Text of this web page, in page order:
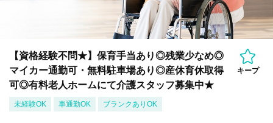
【資格経験不問★】保育手当あり◎残業少なめ◎
マイカー通勤可・無料駐車場あり◎産休育休取得
可◎有料老人ホームにて介護スタッフ募集中★
キープ
未経験OK 車通勤OK ブランクありOK